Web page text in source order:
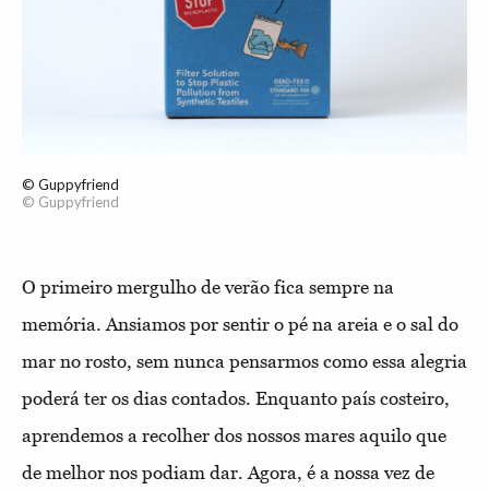
© Guppyfriend
© Guppyfriend
O primeiro mergulho de verão fica sempre na
memória. Ansiamos por sentir o pé na areia e o sal do
mar no rosto, sem nunca pensarmos como essa alegria
poderá ter os dias contados. Enquanto país costeiro,
aprendemos a recolher dos nossos mares aquilo que
de melhor nos podiam dar. Agora, é a nossa vez de